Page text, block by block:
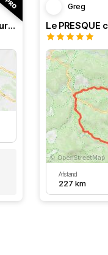
1h – A l’Ouest d’Alès, 1h15 de bonheur (HSRF23)
Greg
Afstand
227 km